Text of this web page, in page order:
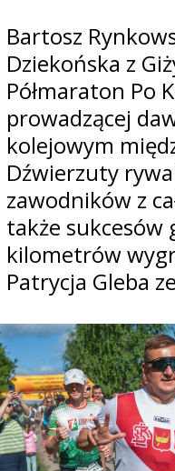
Bartosz
Dziekońska z
Półmaraton Po
prowadzącej
kolejowym
Dźwierzuty
zawodników z
także sukcesów
kilometrów
Patrycja Gleba